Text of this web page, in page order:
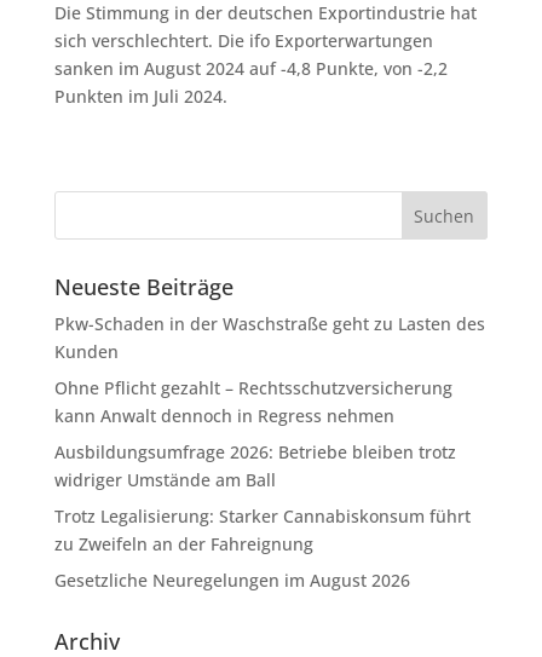
Die Stimmung in der deutschen Exportindustrie hat
sich verschlechtert. Die ifo Exporterwartungen
sanken im August 2024 auf -4,8 Punkte, von -2,2
Punkten im Juli 2024.
Neueste Beiträge
Pkw-Schaden in der Waschstraße geht zu Lasten des
Kunden
Ohne Pflicht gezahlt – Rechtsschutzversicherung
kann Anwalt dennoch in Regress nehmen
Ausbildungsumfrage 2026: Betriebe bleiben trotz
widriger Umstände am Ball
Trotz Legalisierung: Starker Cannabiskonsum führt
zu Zweifeln an der Fahreignung
Gesetzliche Neuregelungen im August 2026
Archiv